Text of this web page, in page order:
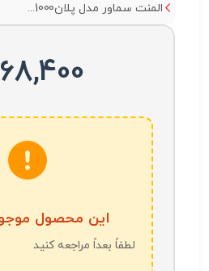
المنت سماور مدل پلان1000...
68,400
این محصول
لطفاً بعداً مراجعه کنید